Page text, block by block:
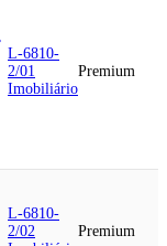
L-6810-
2/01
Imobiliário
Premium
L-6810-
2/02
Premium